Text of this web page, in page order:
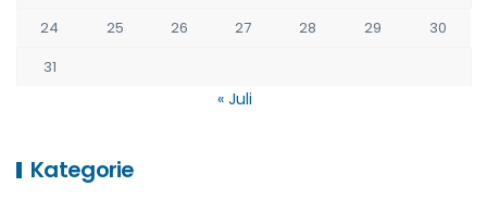
24
25 26 27 28 29
30
31
« Juli
Kategorie